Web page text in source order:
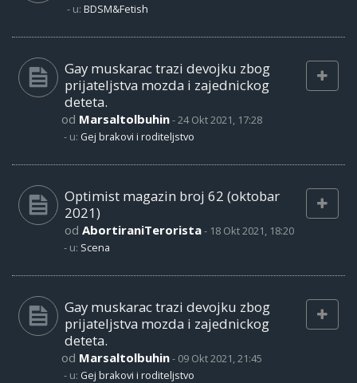
- u: BDSM&Fetish
Gay muskarac trazi devojku zbog
prijateljstva mozda i zajednickog
deteta.
od Marsaltolbuhin-24 Okt 2021, 17:28
- u: Gej brakovi i roditeljstvo
Optimist magazin broj 62 (oktobar
2021)
od AbortiraniTerorista- 18 Okt 2021, 18:20
- u: Scena
Gay muskarac trazi devojku zbog
prijateljstva mozda i zajednickog
deteta.
od Marsaltolbuhin- 09 Okt 2021, 21:45
- u: Gej brakovi i roditeljstvo